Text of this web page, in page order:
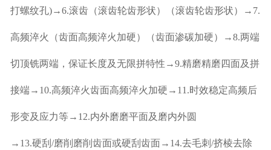
打螺纹孔)→6.滚齿（滚齿轮齿形状）（滚齿轮齿形状）→7.
高频淬火（齿面高频淬火加硬）（齿面渗碳加硬）→8.两端
切顶铣两端，保证长度及无限拼特性→9.精磨精磨四面及拼
接端→10.高频淬火齿面高频淬火加硬→11.时效稳定高频后
形变及应力等→12.内外磨磨平面及磨内外圆
→13.硬刮/磨削磨削齿面或硬刮齿面→14.去毛刺/挤棱去除